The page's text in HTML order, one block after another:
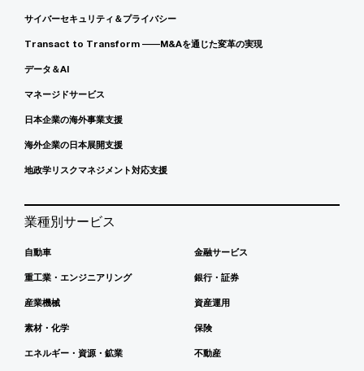
サイバーセキュリティ＆プライバシー
Transact to Transform ――M&Aを通じた変革の実現
データ＆AI
マネージドサービス
日本企業の海外事業支援
海外企業の日本展開支援
地政学リスクマネジメント対応支援
業種別サービス
自動車
重工業・エンジニアリング
産業機械
素材・化学
エネルギー・資源・鉱業
金融サービス
銀行・証券
資産運用
保険
不動産